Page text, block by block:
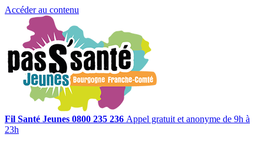
Accéder au contenu
Fil Santé Jeunes 0800 235 236 Appel gratuit et anonyme de 9h à
23h